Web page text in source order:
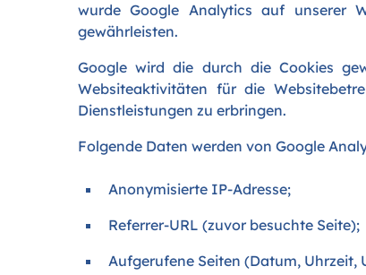
wurde Google Analytics auf unserer
gewährleisten.
Google wird die durch die Cookies
Websiteaktivitäten für die
Dienstleistungen zu erbringen.
Folgende Daten werden von Google
Anonymisierte IP-Adresse;
Referrer-URL (zuvor besuchte Seite);
Aufgerufene Seiten (Datum, Uhrzeit,